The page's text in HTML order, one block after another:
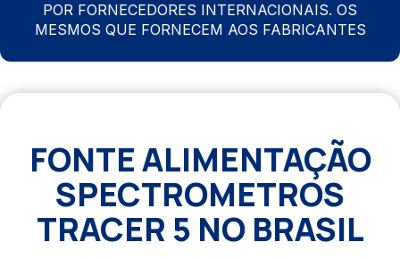
POR FORNECEDORES INTERNACIONAIS. OS
MESMOS QUE FORNECEM AOS FABRICANTES
FONTE ALIMENTAÇÃO
SPECTROMETROS
TRACER 5 NO BRASIL